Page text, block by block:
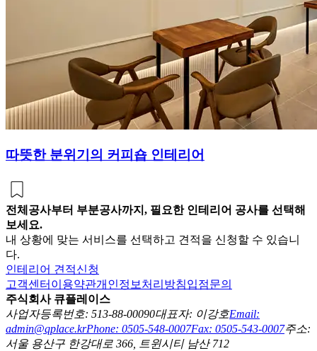
따뜻한 분위기의 커피숍 인테리어
전체공사부터 부분공사까지, 필요한 인테리어 공사를 선택해
보세요.
내 상황에 맞는 서비스를 선택하고 견적을 신청할 수 있습니
다.
인테리어 견적신청
고객센터 이용약관개인정보처리방침입점문의
주식회사 큐플레이스
사업자등록번호: 513-88-00090대표자: 이강호Email:
admin@qplace.krPhone: 0505-548-0007Fax: 0505-543-0007주소:
서울 용산구 한강대로 366, 트윈시티 남산 712